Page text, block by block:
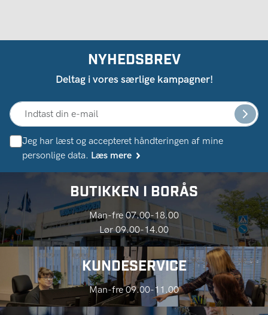
NYHEDSBREV
Deltag i vores særlige kampagner!
Jeg har læst og accepteret håndteringen af ​​mine
personlige data. Læs mere
BUTIKKEN I BORÅS
Man-fre 07.00-18.00
Lør 09.00-14.00
KUNDESERVICE
Man-fre 09.00-11.00